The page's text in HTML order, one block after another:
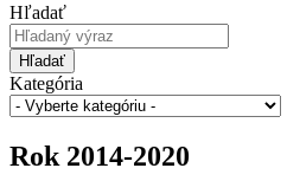
Hľadať
Hľadať
Kategória
Rok 2014-2020